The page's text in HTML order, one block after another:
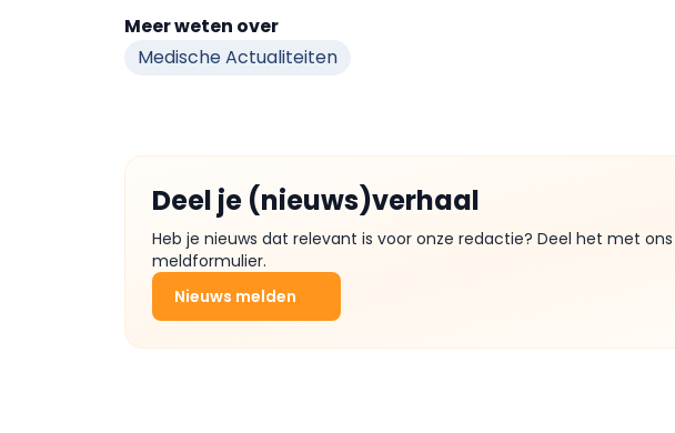
Meer weten over
Medische Actualiteiten
Deel je (nieuws)verhaal
Heb je nieuws dat relevant is voor onze redactie? Deel het met
meldformulier.
Nieuws melden